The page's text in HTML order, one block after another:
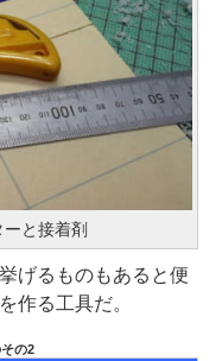
と接着剤
げるものもあると便
作る工具だ。
その2